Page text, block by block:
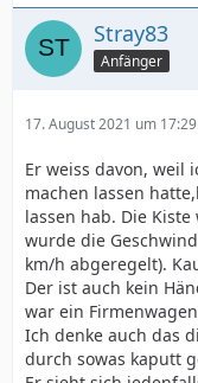
Stray83
Anfänger
17. August 2021 um 17:29
Er weiss davon, weil
machen lassen
lassen hab. Die
wurde die
km/h abgeregelt).
Der ist auch kein
war ein
Ich denke auch das
durch sowas kaputt